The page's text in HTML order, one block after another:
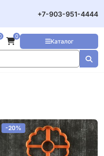
+7-903-951-4444
Каталог
0
-20%